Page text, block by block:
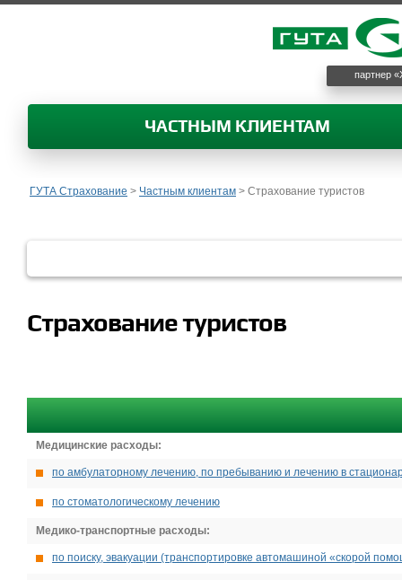
партнер
ЧАСТНЫМ КЛИЕНТАМ
ГУТА Страхование > Частным клиентам > Страхование туристов
Страхование туристов
Медицинские расходы:
по амбулаторному лечению, по пребыванию и лечению в
по стоматологическому лечению
Медико-транспортные расходы:
по поиску, эвакуации (транспортировке автомашиной «скорой